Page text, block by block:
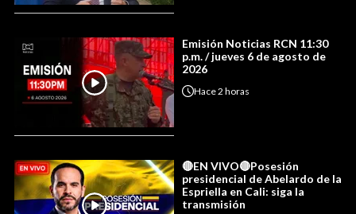
Emisión Noticias RCN 11:30
p.m. / jueves 6 de agosto de
2026
Hace2 horas
🔴EN VIVO🔴Posesión
presidencial de Abelardo de la
Espriella en Cali: siga la
transmisión